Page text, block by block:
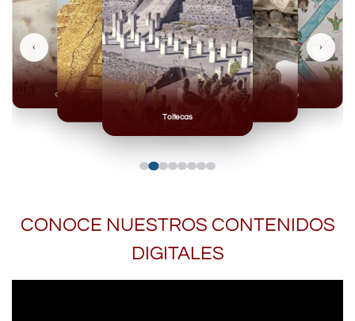
Toltecas
Mexicas
Olmecas
‹ ›
CONOCE NUESTROS CONTENIDOS
DIGITALES